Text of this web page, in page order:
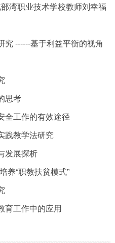
湾职业技术学校教师刘幸福
------基于利益平衡的视角
思考
全工作的有效途径
践教学法研究
发展探析
养“职教扶贫模式”
育工作中的应用